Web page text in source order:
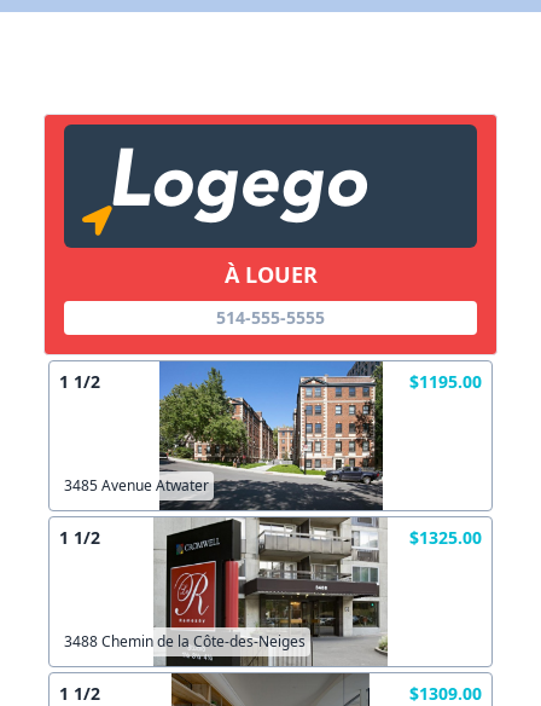
À LOUER
514-555-5555
1 1/2 $1195.00
3485 Avenue Atwater
1 1/2 $1325.00
3488 Chemin de la Côte-des-Neiges
1 1/2 $1309.00
X Fermer
Lien vers inscription (sera inclus dans courriel)
Copier lien
X Fermer Envoyez